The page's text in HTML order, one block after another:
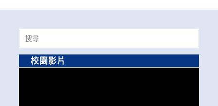
Search
for:
校園影片